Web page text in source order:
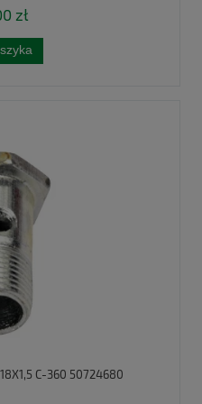
zł
C-360 50724680